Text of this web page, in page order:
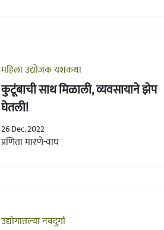
महिला उद्योजक यशकथा
कुटूंबाची साथ मिळाली, व्यवसायाने झेप
घेतली!
26 Dec. 2022
प्रणिता मारणे-वाघ
उद्योगातल्या नवदुर्गा